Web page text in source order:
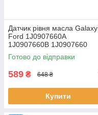
Датчик рівня масла Galaxy
Ford 1J0907660A
1J0907660B 1J0907660
Готово до відправки
589 ₴ 648 ₴
Купити